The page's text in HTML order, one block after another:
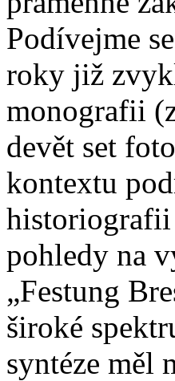
Podívejme
roky již
monografii
devět set
kontextu
historiografii
pohledy na
„Festung
široké
syntéze měl